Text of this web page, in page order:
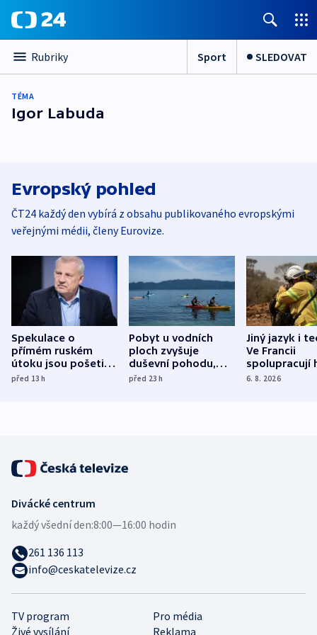
Rubriky Sport SLEDOVAT
TÉMA
Igor Labuda
Evropský pohled
ČT24 každý den vybírá z obsahu publikovaného evropskými
veřejnými médii, členy Eurovize.
Spekulace o
přímém ruském
útoku jsou pošetilé,
míní estonský
před 13h
Pobyt u vodních
ploch zvyšuje
duševní pohodu,
ukázala
před 23h
Jiný jazyk i
Ve Francii
spolupracují
různých zemí
6. 8. 2026
TV program
Pro média
Živé vysílání
Reklama
Divácké centrum
každý všední den:8:00—16:00 hodin
261 136 113
info@ceskatelevize.cz